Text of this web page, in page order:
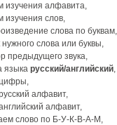
изучения алфавита,
изучения слов,
слова по буквам,
нужного слова или буквы,
предыдущего звука,
языка русский/английский,
алфавит,
алфавит,
слово по Б-У-К-В-А-М,